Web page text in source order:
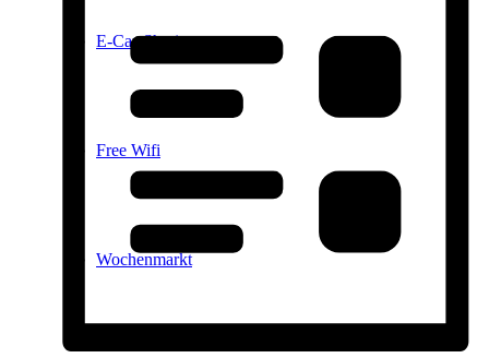
E-Car-Sharing
Free Wifi
Wochenmarkt